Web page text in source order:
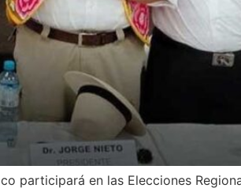
participará en las Elecciones